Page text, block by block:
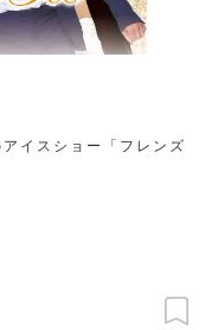
イスショー「フレンズ